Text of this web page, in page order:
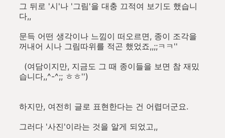
그 뒤로 '시'나 '그림'을 대충 끄적여 보기도 했습니
다,,
문득 어떤 생각이나 느낌이 떠오르면, 종이 조각을
꺼내어 시나 그림따위를 적곤 했었죠,,;;ㅋㅋ''
(여담이지만, 지금도 그 때 종이들을 보면 참 재밌
습니다,,^-^;; ㅎㅎ'')
하지만, 여전히 글로 표현한다는 건 어렵더군요.
그러다 '사진'이라는 것을 알게 되었고,,